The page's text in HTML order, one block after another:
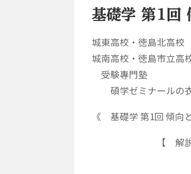
基礎学 第1回
城東高校・徳島北高校
城南高校・徳島市立高
受験專門塾
碩学ゼミナールの衣
《 基礎学 第1回 傾向
【 解説動画